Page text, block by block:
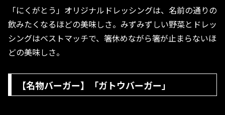
「にくがとう」オリジナルドレッシングは、名前の通りの
飲みたくなるほどの美味しさ。みずみずしい野菜とドレッ
シングはベストマッチで、箸休めながら箸が止まらないほ
どの美味しさ。
【名物バーガー】「ガトウバーガー」